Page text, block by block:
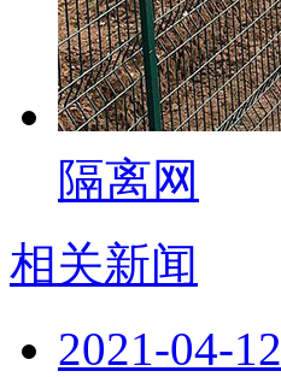
隔离网
相关新闻
2021-04-12